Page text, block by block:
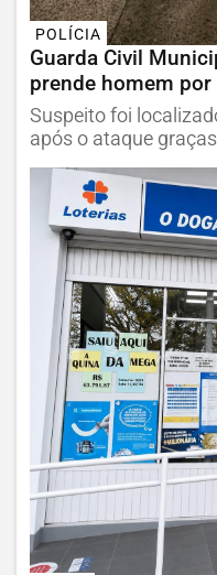
POLÍCIA
Guarda Civil
prende homem
Suspeito foi
após o ataque